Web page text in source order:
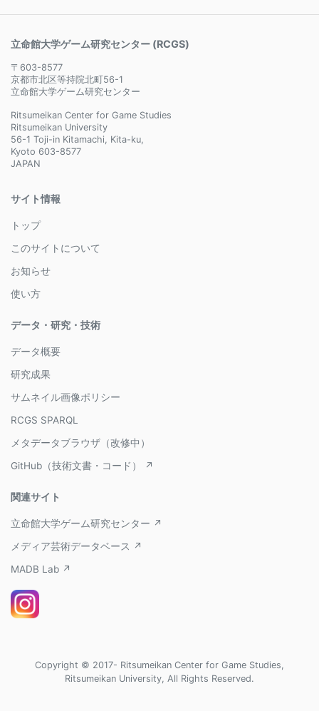
立命館大学ゲーム研究センター (RCGS)
〒603-8577
京都市北区等持院北町56-1
立命館大学ゲーム研究センター
Ritsumeikan Center for Game Studies
Ritsumeikan University
56-1 Toji-in Kitamachi, Kita-ku,
Kyoto 603-8577
JAPAN
サイト情報
トップ
このサイトについて
お知らせ
使い方
データ・研究・技術
データ概要
研究成果
サムネイル画像ポリシー
RCGS SPARQL
メタデータブラウザ（改修中）
GitHub（技術文書・コード） ↗
関連サイト
立命館大学ゲーム研究センター ↗
メディア芸術データベース ↗
MADB Lab ↗
Copyright © 2017- Ritsumeikan Center for Game Studies,
Ritsumeikan University, All Rights Reserved.